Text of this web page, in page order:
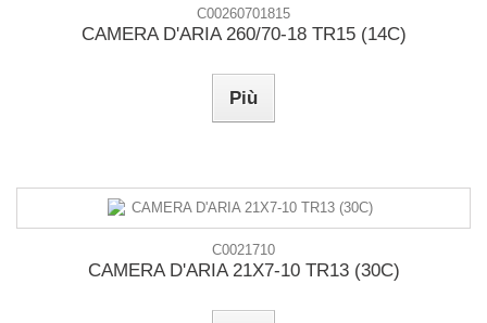
C00260701815
CAMERA D'ARIA 260/70-18 TR15 (14C)
Più
C0021710
CAMERA D'ARIA 21X7-10 TR13 (30C)